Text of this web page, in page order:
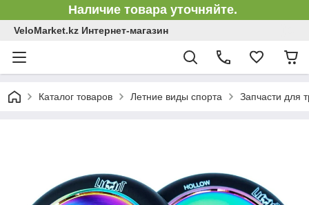
Наличие товара уточняйте.
VeloMarket.kz Интернет-магазин
Каталог товаров Летние виды спорта Запчасти для